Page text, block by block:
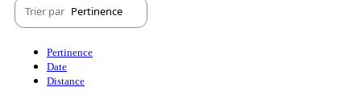
Trier par Pertinence
Pertinence
Date
Distance